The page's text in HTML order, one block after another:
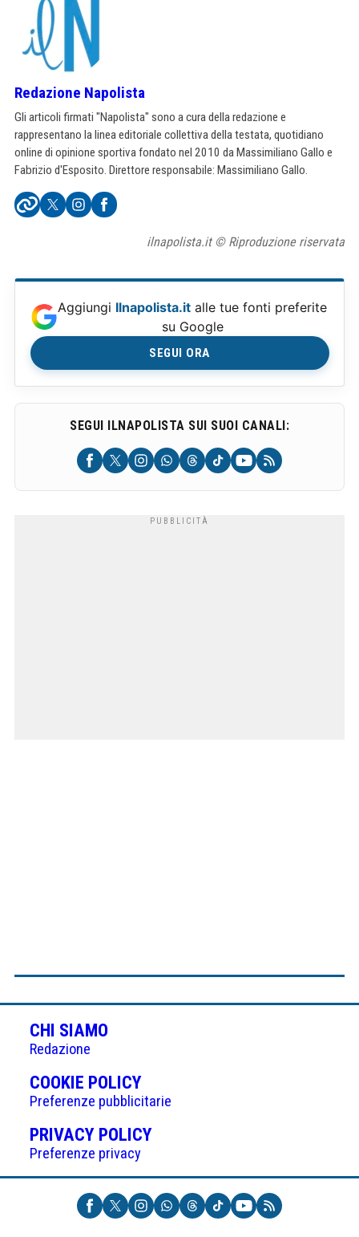
Redazione Napolista
Gli articoli firmati "Napolista" sono a cura della redazione e
rappresentano la linea editoriale collettiva della testata, quotidiano
online di opinione sportiva fondato nel 2010 da Massimiliano Gallo e
Fabrizio d'Esposito. Direttore responsabile: Massimiliano Gallo.
ilnapolista.it © Riproduzione riservata
Aggiungi Ilnapolista.it alle tue fonti preferite
su Google
SEGUI ORA
SEGUI ILNAPOLISTA SUI SUOI CANALI:
CHI SIAMO
Redazione
COOKIE POLICY(APRE
IN
UNA
NUOVA
Preferenze pubblicitarie
PRIVACY POLICY(APRE
UNA
NUOVA
SCHEDA)
Preferenze privacy